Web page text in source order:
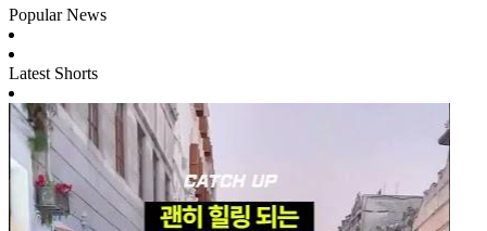
Popular News
Latest Shorts